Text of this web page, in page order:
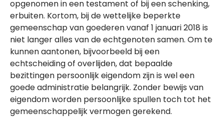
opgenomen in een testament of bij een schenking,
erbuiten. Kortom, bij de wettelijke beperkte
gemeenschap van goederen vanaf 1 januari 2018 is
niet langer alles van de echtgenoten samen. Om te
kunnen aantonen, bijvoorbeeld bij een
echtscheiding of overlijden, dat bepaalde
bezittingen persoonlijk eigendom zijn is wel een
goede administratie belangrijk. Zonder bewijs van
eigendom worden persoonlijke spullen toch tot het
gemeenschappelijk vermogen gerekend.